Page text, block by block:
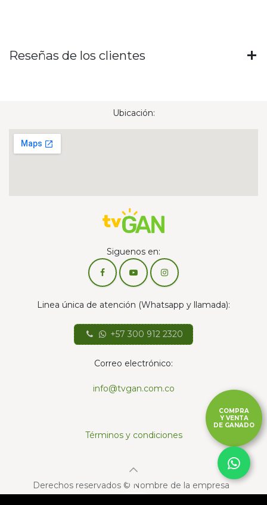
Reseñas de los clientes
Ubicación:
Siguenos en:
Linea única de atención (Whatsapp y llamada):
+57 300 912 2320
Correo electrónico:
info@tvgan.com.co
Términos y condiciones
Derechos reservados © Nombre de la empresa
COMPRA
Y VENTA
DE GANADO